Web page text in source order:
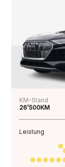
KM-Stand
26’500KM
Leistung